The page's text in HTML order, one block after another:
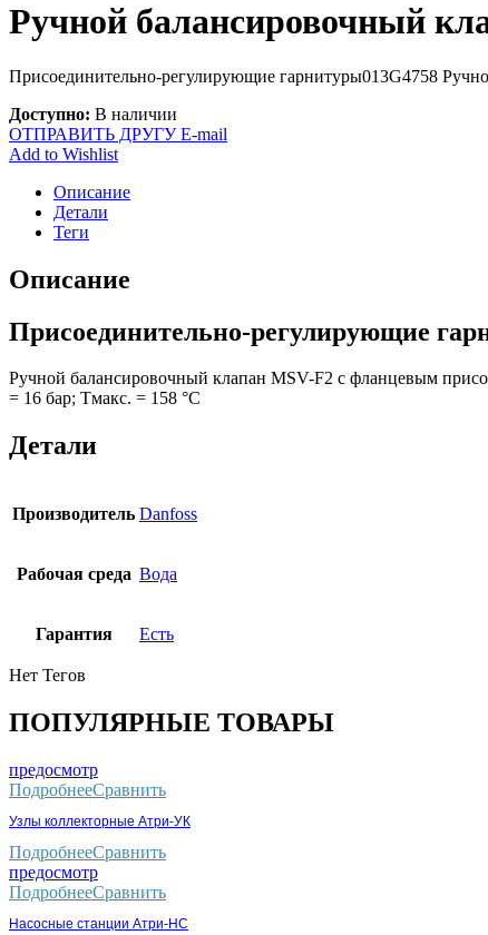
Ручной балансировочный
Присоединительно-регулирующие гарнитуры013G4758
Доступно: В наличии
ОТПРАВИТЬ ДРУГУ E-mail
Add to Wishlist
Описание
Детали
Теги
Описание
Присоединительно-регулирующие
Ручной балансировочный клапан MSV-F2 с фланцевым
= 16 бар; Тмакс. = 158 °С
Детали
Производитель Danfoss
Рабочая среда Вода
Гарантия Есть
Нет Тегов
ПОПУЛЯРНЫЕ ТОВАРЫ
предосмотр
ПодробнееСравнить
Узлы коллекторные Атри-УК
ПодробнееСравнить
предосмотр
ПодробнееСравнить
Насосные станции Атри-НС